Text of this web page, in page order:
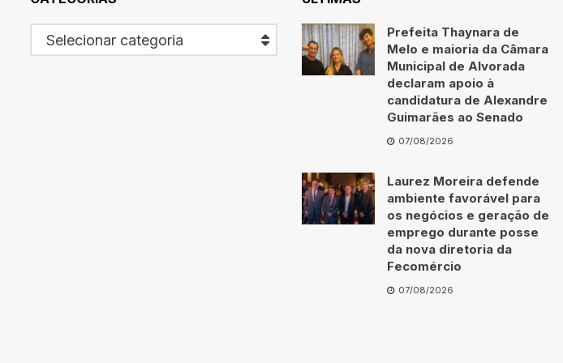
Selecionar categoria
Prefeita Thaynara de
Melo e maioria da Câmara
Municipal de Alvorada
declaram apoio à
candidatura de Alexandre
Guimarães ao Senado
07/08/2026
Laurez Moreira defende
ambiente favorável para
os negócios e geração de
emprego durante posse
da nova diretoria da
Fecomércio
07/08/2026